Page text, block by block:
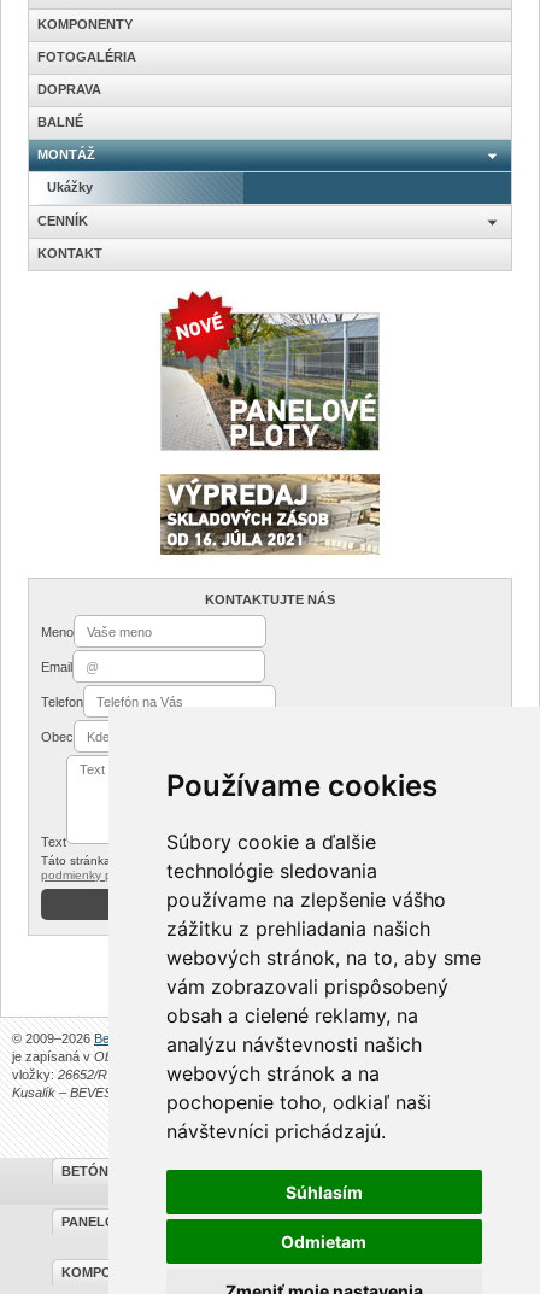
Používame cookies
Súbory cookie a ďalšie
technológie sledovania
používame na zlepšenie vášho
zážitku z prehliadania našich
webových stránok, na to, aby sme
vám zobrazovali prispôsobený
obsah a cielené reklamy, na
analýzu návštevnosti našich
webových stránok a na
pochopenie toho, odkiaľ naši
návštevníci prichádzajú.
Súhlasím
Odmietam
KOMPONENTY
FOTOGALÉRIA
DOPRAVA
BALNÉ
MONTÁŽ
Ukážky
CENNÍK
KONTAKT
KONTAKTUJTE NÁS
Meno
Email
Telefon
Obec
Text
Táto stránka je chránená reCAPTCHA od Google. Platí
podmienky používania
© 2009–2026Beves s. r. o.Stránky prevádzkuje spoločnosťBeves s. r. o.
je zapísaná vObchodnom registri Okresného úradu v Trenčíne, v oddieli:
vložky:26652/R, zo dňa 25.7.2012.Beves s. r. o.je pokračovateľom živnosti
Kusalík – BEVES
Obchodné podmienky
BETÓNOVÉ PLOTY
PANELOVÉ OPLOTENIE
KOMPONENTY NA BRÁNY